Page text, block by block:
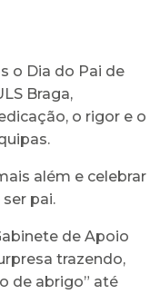
o Dia do Pai de
Braga,
o rigor e o
além e celebrar
pai.
de Apoio
trazendo,
de abrigo” até